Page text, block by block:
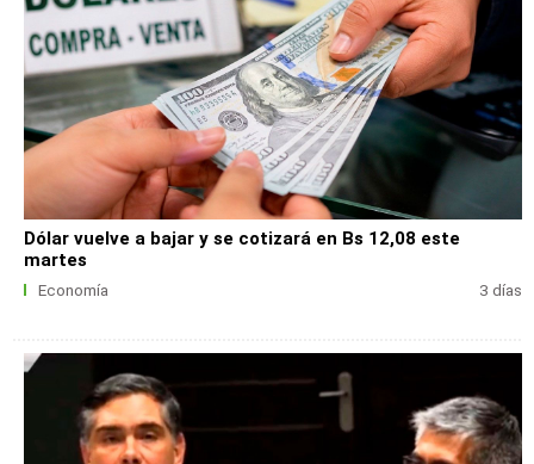
Dólar vuelve a bajar y se cotizará en Bs 12,08 este
martes
Economía 3 días